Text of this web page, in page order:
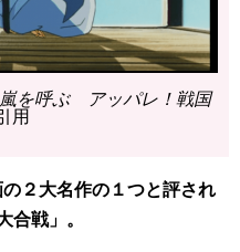
を呼ぶ アッパレ！戦国
用
２大名作の１つと評され
合戦」。